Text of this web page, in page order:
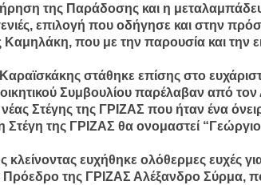
της Παράδοσης και η
επιλογή που οδήγησε και στην
Καμηλάκη, που με την παρουσία και την
στάθηκε επίσης στο
Συμβουλίου παρέλαβαν από
νέας Στέγης της ΓΡΙΖΑΣ που ήταν ένα
Στέγη της ΓΡΙΖΑΣ θα ονομαστεί
ευχήθηκε ολόθερμες ευχές
Πρόεδρο της ΓΡΙΖΑΣ Αλέξανδρο Σύρμα,